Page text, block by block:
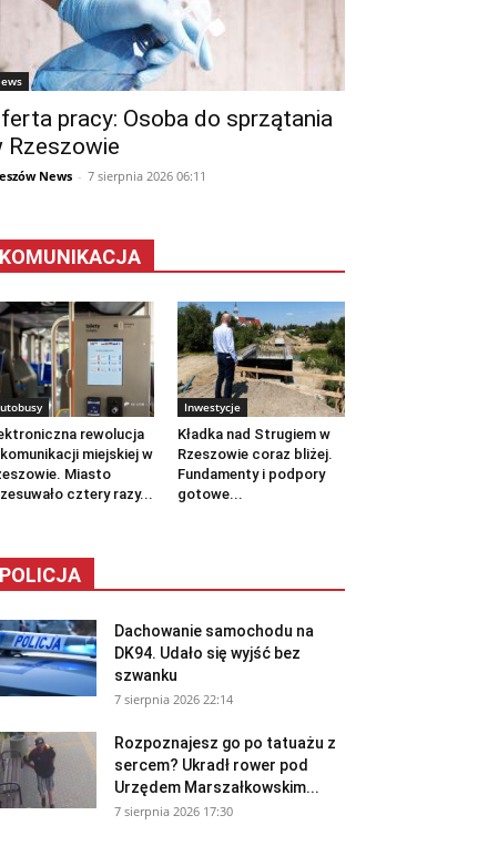
pracy: Osoba do sprzątania
Rzeszowie
News - 7 sierpnia 2026 06:11
KOMUNIKACJA
rewolucja
miejskiej w
Miasto
cztery razy...
Inwestycje
Kładka nad Strugiem w
Rzeszowie coraz bliżej.
Fundamenty i podpory
gotowe...
POLICJA
Dachowanie samochodu na
DK94. Udało się wyjść bez
szwanku
7 sierpnia 2026 22:14
Rozpoznajesz go po tatuażu z
sercem? Ukradł rower pod
Urzędem Marszałkowskim...
7 sierpnia 2026 17:30